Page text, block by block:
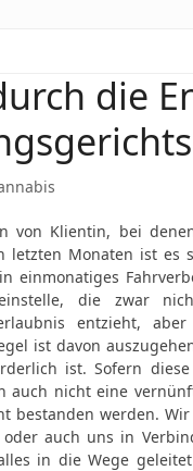
die
von Klientin, bei
Monaten ist es
einmonatiges
die zwar
entzieht,
ist davon
ist. Sofern
auch nicht eine
bestanden werden.
auch uns in
in die Wege